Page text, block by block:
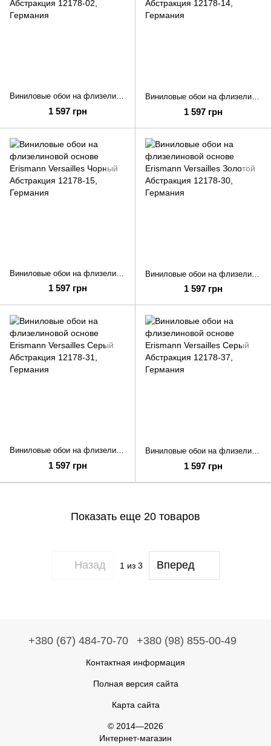
1 597 грн 1 597 грн
1 597 грн 1 597 грн
Виниловые обои на флизелиновой основе Erismann Versailles Серый Абстракция 12178-31
1 597 грн
Виниловые обои на флизелиновой основе Erismann Versailles Серый Абстракция 12178-37
1 597 грн
Показать еще 20 товаров
Назад 1 из 3 Вперед
+380 (67) 484-70-70 +380 (98) 855-00-49
Контактная информация
Полная версия сайта
Карта сайта
© 2014—2026
Интернет-магазин